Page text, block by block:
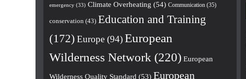
emergency (33) Climate Overheating (54) Communication (35)
conservation (43) Education and Training
(172) Europe (94)European
Wilderness Network (220) European
Wilderness Quality Standard (53) European